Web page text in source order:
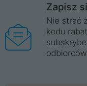
Zapisz
Nie strać
kodu